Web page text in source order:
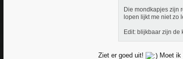
Die mondkapjes zijn
lopen lijkt me niet zo
Edit: blijkbaar zijn de
Ziet er goed uit! Moet ik